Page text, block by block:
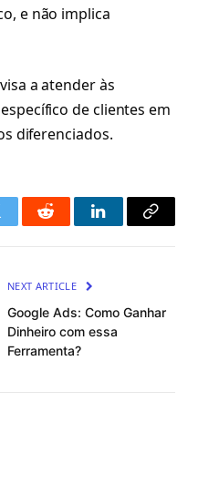
e não implica
a atender às
de clientes em
diferenciados.
Reddit LinkedInCopy
NEXT ARTICLE
Google Ads: Como Ganhar
Dinheiro com essa
Ferramenta?